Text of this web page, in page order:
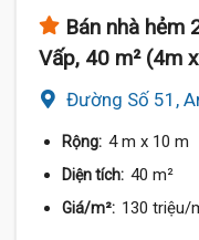
Bán nhà hẻm
Vấp, 40 m² (4m
Đường Số 51,
Rộng: 4 m x 10 m
Diện tích: 40 m²
Giá/m²: 130 triệu/